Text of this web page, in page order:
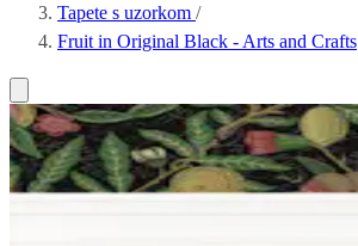
Tapete s uzorkom /
Fruit in Original Black - Arts and Crafts